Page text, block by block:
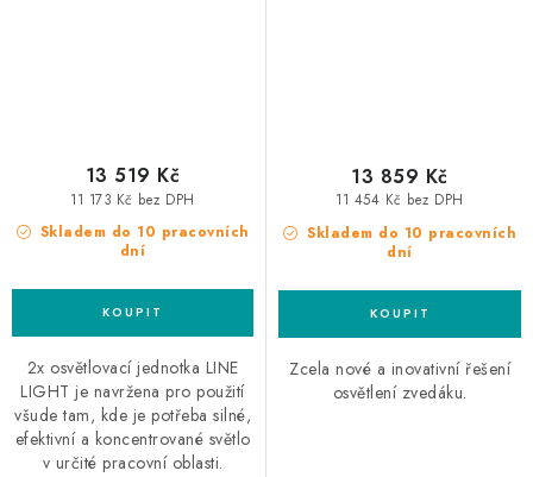
Skladem do 10 pracovních
dní
11 173 Kč bez DPH
13 519 Kč
2x osvětlovací jednotka LINE
LIGHT je navržena pro použití
všude tam, kde je potřeba silné,
efektivní a koncentrované světlo
v určité pracovní oblasti.
Skladem do 10 pracovních
dní
11 454 Kč bez DPH
13 859 Kč
Zcela nové a inovativní řešení
osvětlení zvedáku.